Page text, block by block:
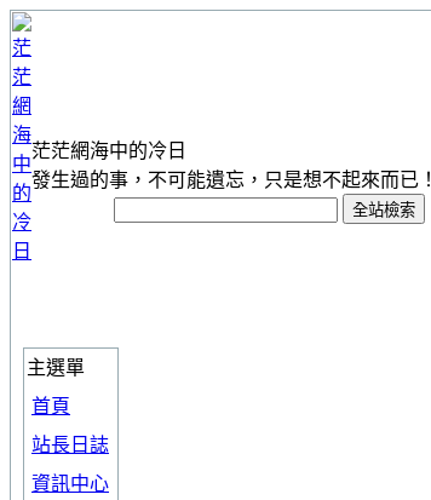
茫茫網海中的冷日
發生過的事，不可能遺忘，只是想不起來而已！
主選單
首頁
站長日誌
資訊中心